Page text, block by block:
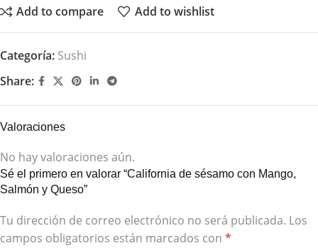
Add to compare Add to wishlist
Categoría: Sushi
Share:
Valoraciones
No hay valoraciones aún.
Sé el primero en valorar “California de sésamo con Mango,
Salmón y Queso”
Tu dirección de correo electrónico no será publicada. Los
campos obligatorios están marcados con *